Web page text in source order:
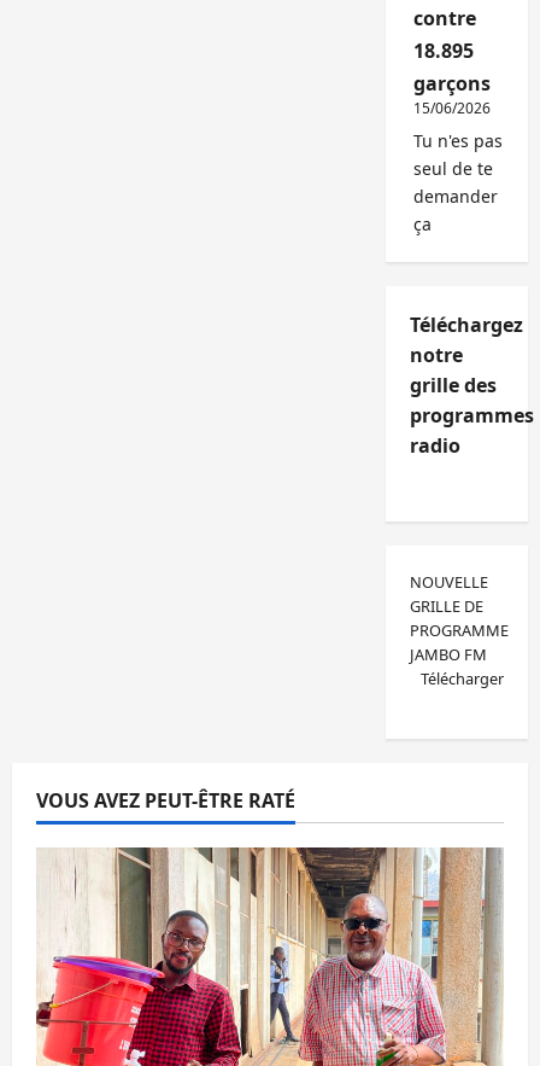
contre
18.895
garçons
15/06/2026
Tu n'es pas
seul de te
demander
ça
Téléchargez
notre
grille des
programmes
radio
NOUVELLE
GRILLE DE
PROGRAMME
JAMBO FM
Télécharger
VOUS AVEZ PEUT-ÊTRE RATÉ